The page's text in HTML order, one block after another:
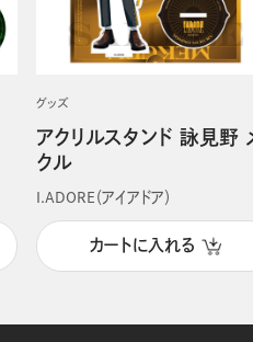
グッズ
アクリルスタンド 詠見野
クル
I.ADORE（アイアドア）
カートに入れる